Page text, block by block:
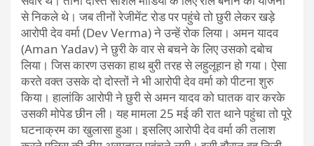
से निकले थे। जब तीनों रेजीमेंट रोड पर पहुंचे तो छुरी लेकर खड़े
आरोपी देव वर्मा (Dev Verma) ने उन्हें रोक लिया। अमन यादव
(Aman Yadav) ने छुरी के वार से बचने के लिए उसको दबोच
लिया। जिस कारण उसका हाथ बुरी तरह से लहुलूहान हो गया। ऐसा
करते वक्त उसके दो दोस्तों ने भी आरोपी देव वर्मा को पीटना शुरु
किया। हालांकि आरोपी ने छुरी से अमन यादव को घातक वार करके
उसकी मोपेड छीन ली। यह मामला 25 मई की रात थाने पहुंचा तो पूरे
घटनाक्रम का खुलासा हुआ। इसलिए आरोपी देव वर्मा की तलाश